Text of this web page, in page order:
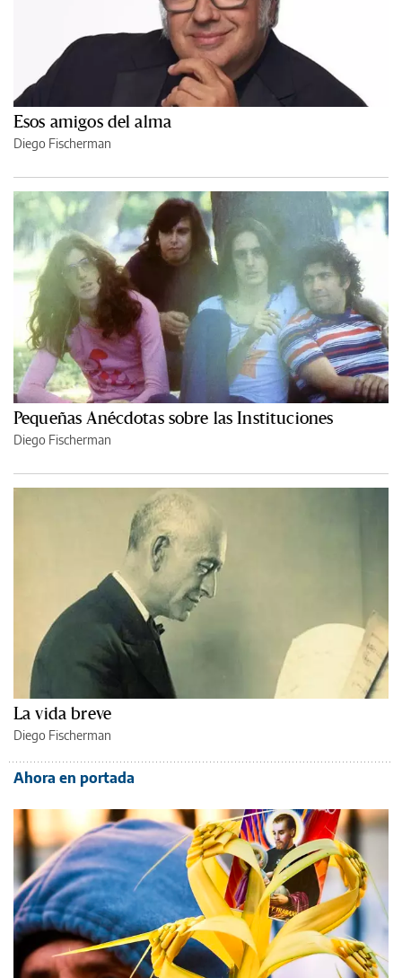
Esos amigos del alma
Diego Fischerman
Pequeñas Anécdotas sobre las Instituciones
Diego Fischerman
La vida breve
Diego Fischerman
Ahora en portada